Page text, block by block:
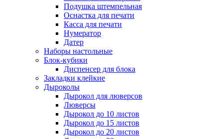
Подушка штемпельная
Оснастка для печати
Касса для печати
Нумератор
Датер
Наборы настольные
Блок-кубики
Диспенсер для блока
Закладки клейкие
Дыроколы
Дырокол для люверсов
Люверсы
Дырокол до 10 листов
Дырокол до 15 листов
Дырокол до 20 листов